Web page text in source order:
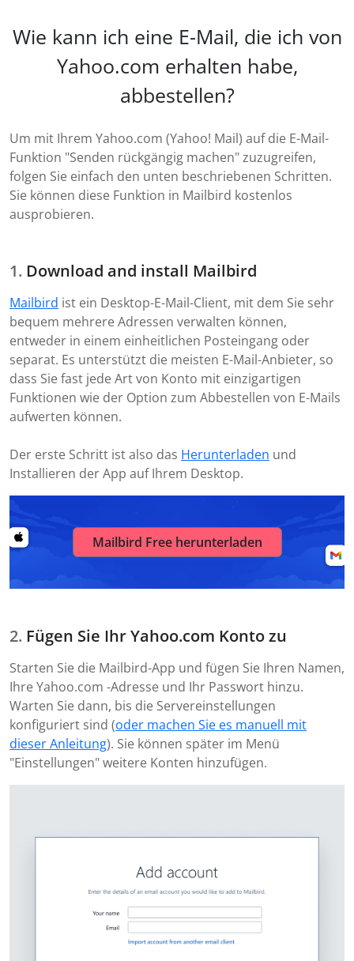
Wie kann ich eine E-Mail, die ich von
Yahoo.com erhalten habe,
abbestellen?
Um mit Ihrem Yahoo.com (Yahoo! Mail) auf die E-Mail-
Funktion "Senden rückgängig machen" zuzugreifen,
folgen Sie einfach den unten beschriebenen Schritten.
Sie können diese Funktion in Mailbird kostenlos
ausprobieren.
Download and install Mailbird
Mailbird ist ein Desktop-E-Mail-Client, mit dem Sie sehr
bequem mehrere Adressen verwalten können,
entweder in einem einheitlichen Posteingang oder
separat. Es unterstützt die meisten E-Mail-Anbieter, so
dass Sie fast jede Art von Konto mit einzigartigen
Funktionen wie der Option zum Abbestellen von E-Mails
aufwerten können.
Der erste Schritt ist also das Herunterladen und
Installieren der App auf Ihrem Desktop.
Mailbird Free herunterladen
Fügen Sie Ihr Yahoo.com Konto zu
Starten Sie die Mailbird-App und fügen Sie Ihren Namen,
Ihre Yahoo.com -Adresse und Ihr Passwort hinzu.
Warten Sie dann, bis die Servereinstellungen
konfiguriert sind (oder machen Sie es manuell mit
dieser Anleitung). Sie können später im Menü
"Einstellungen" weitere Konten hinzufügen.